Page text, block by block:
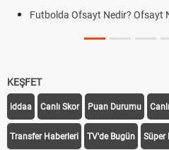
Futbolda Ofsayt Nedir? Ofsayt
KEŞFET
iddaa Canlı Skor Puan Durumu
Transfer Haberleri TV'de Bugün Süper